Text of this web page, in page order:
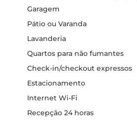
Garagem
Pátio ou Varanda
Lavanderia
Quartos para não fumantes
Check-in/checkout expressos
Estacionamento
Internet Wi-Fi
Recepção 24 horas